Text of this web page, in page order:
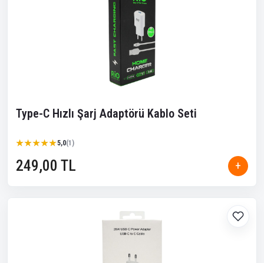
Type-C Hızlı Şarj Adaptörü Kablo Seti
★★★★★
★★★★★5,0(1)
249,00 TL +